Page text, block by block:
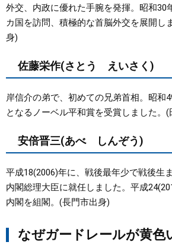
外交、内政に優れた手腕を発揮。昭和30
カ国を訪問、積極的な首脳外交を展開し
身)
佐藤栄作(さとう えいさく)
岸信介の弟で、初めての兄弟首相。昭和
となるノーベル平和賞を受賞しました。(
安倍晋三(あべ しんぞう)
平成18(2006)年に、戦後最年少で戦後生
内閣総理大臣に就任しました。平成
内閣を組閣。(長門市出身)
なぜガードレールが黄色